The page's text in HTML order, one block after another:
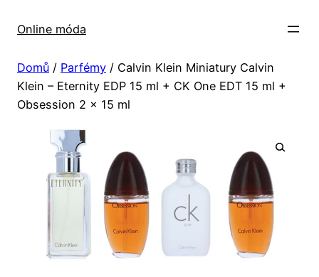
Online móda
Domů / Parfémy / Calvin Klein Miniatury Calvin
Klein – Eternity EDP 15 ml + CK One EDT 15 ml +
Obsession 2 x 15 ml